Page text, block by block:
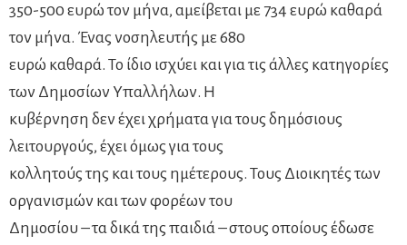
350-500 ευρώ τον μήνα, αμείβεται με 734 ευρώ καθαρά
τον μήνα. Ένας νοσηλευτής με 680
ευρώ καθαρά. Το ίδιο ισχύει και για τις άλλες κατηγορίες
των Δημοσίων Υπαλλήλων. Η
κυβέρνηση δεν έχει χρήματα για τους δημόσιους
λειτουργούς, έχει όμως για τους
κολλητούς της και τους ημέτερους. Τους Διοικητές των
οργανισμών και των φορέων του
Δημοσίου – τα δικά της παιδιά – στους οποίους έδωσε